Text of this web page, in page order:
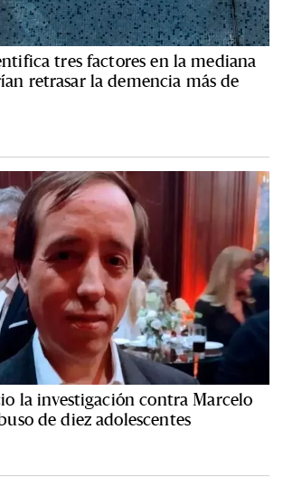
tres factores en la mediana
retrasar la demencia más de
la investigación contra Marcelo
de diez adolescentes